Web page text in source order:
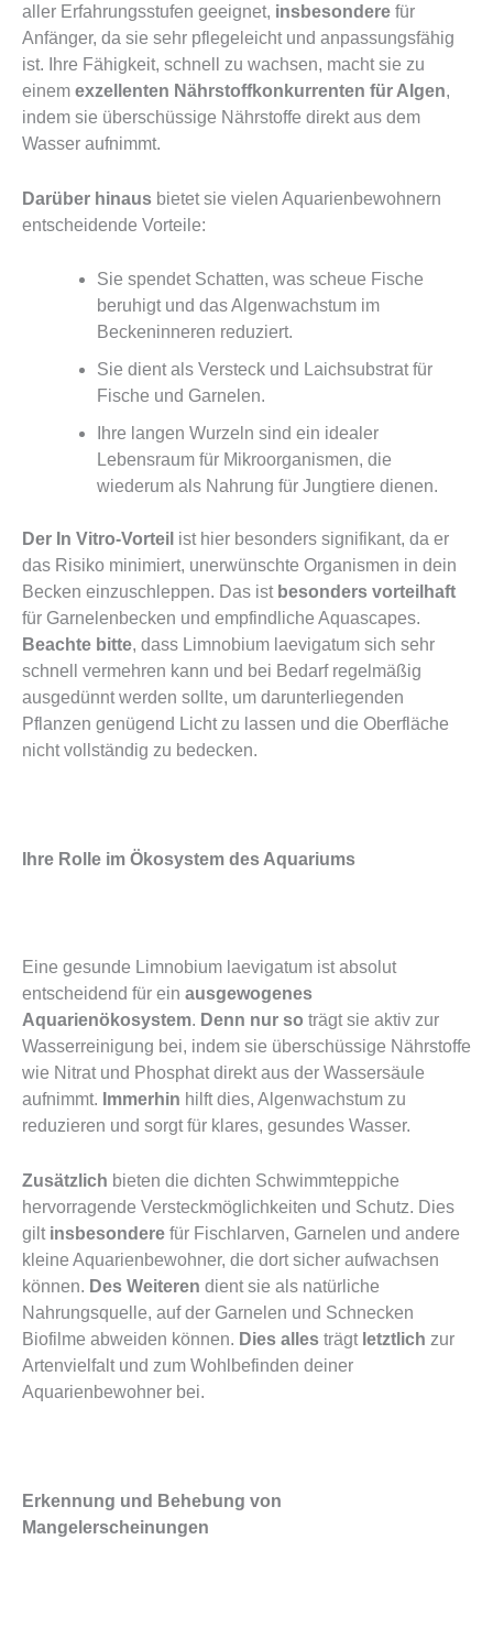
aller Erfahrungsstufen geeignet, insbesondere für
Anfänger, da sie sehr pflegeleicht und anpassungsfähig
ist. Ihre Fähigkeit, schnell zu wachsen, macht sie zu
einem exzellenten Nährstoffkonkurrenten für Algen,
indem sie überschüssige Nährstoffe direkt aus dem
Wasser aufnimmt.
Darüber hinaus bietet sie vielen Aquarienbewohnern
entscheidende Vorteile:
Sie spendet Schatten, was scheue Fische
beruhigt und das Algenwachstum im
Beckeninneren reduziert.
Sie dient als Versteck und Laichsubstrat für
Fische und Garnelen.
Ihre langen Wurzeln sind ein idealer
Lebensraum für Mikroorganismen, die
wiederum als Nahrung für Jungtiere dienen.
Der In Vitro-Vorteil ist hier besonders signifikant, da er
das Risiko minimiert, unerwünschte Organismen in dein
Becken einzuschleppen. Das ist besonders vorteilhaft
für Garnelenbecken und empfindliche Aquascapes.
Beachte bitte, dass Limnobium laevigatum sich sehr
schnell vermehren kann und bei Bedarf regelmäßig
ausgedünnt werden sollte, um darunterliegenden
Pflanzen genügend Licht zu lassen und die Oberfläche
nicht vollständig zu bedecken.
Ihre Rolle im Ökosystem des Aquariums
Eine gesunde Limnobium laevigatum ist absolut
entscheidend für ein ausgewogenes
Aquarienökosystem. Denn nur so trägt sie aktiv zur
Wasserreinigung bei, indem sie überschüssige Nährstoffe
wie Nitrat und Phosphat direkt aus der Wassersäule
aufnimmt. Immerhin hilft dies, Algenwachstum zu
reduzieren und sorgt für klares, gesundes Wasser.
Zusätzlich bieten die dichten Schwimmteppiche
hervorragende Versteckmöglichkeiten und Schutz. Dies
gilt insbesondere für Fischlarven, Garnelen und andere
kleine Aquarienbewohner, die dort sicher aufwachsen
können. Des Weiteren dient sie als natürliche
Nahrungsquelle, auf der Garnelen und Schnecken
Biofilme abweiden können. Dies alles trägt letztlich zur
Artenvielfalt und zum Wohlbefinden deiner
Aquarienbewohner bei.
Erkennung und Behebung von
Mangelerscheinungen